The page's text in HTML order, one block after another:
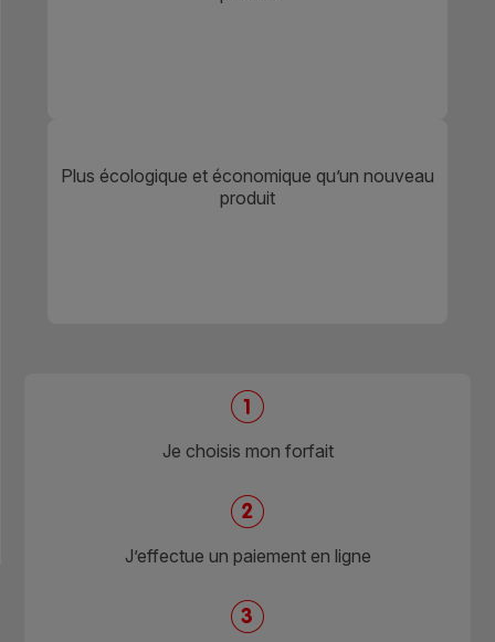
Plus écologique et économique qu’un nouveau
produit
Je choisis mon forfait
J’effectue un paiement en ligne